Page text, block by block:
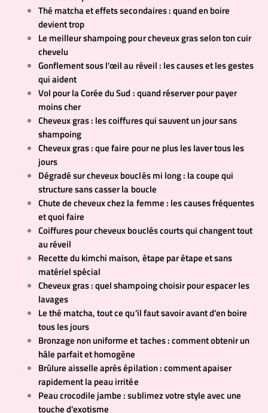
Thé matcha et effets secondaires : quand en boire
devient trop
Le meilleur shampoing pour cheveux gras selon ton cuir
chevelu
Gonflement sous l'œil au réveil : les causes et les gestes
qui aident
Vol pour la Corée du Sud : quand réserver pour payer
moins cher
Cheveux gras : les coiffures qui sauvent un jour sans
shampoing
Cheveux gras : que faire pour ne plus les laver tous les
jours
Dégradé sur cheveux bouclés mi long : la coupe qui
structure sans casser la boucle
Chute de cheveux chez la femme : les causes fréquentes
et quoi faire
Coiffures pour cheveux bouclés courts qui changent tout
au réveil
Recette du kimchi maison, étape par étape et sans
matériel spécial
Cheveux gras : quel shampoing choisir pour espacer les
lavages
Le thé matcha, tout ce qu'il faut savoir avant d'en boire
tous les jours
Bronzage non uniforme et taches : comment obtenir un
hâle parfait et homogène
Brûlure aisselle après épilation : comment apaiser
rapidement la peau irritée
Peau crocodile jambe : sublimez votre style avec une
touche d'exotisme